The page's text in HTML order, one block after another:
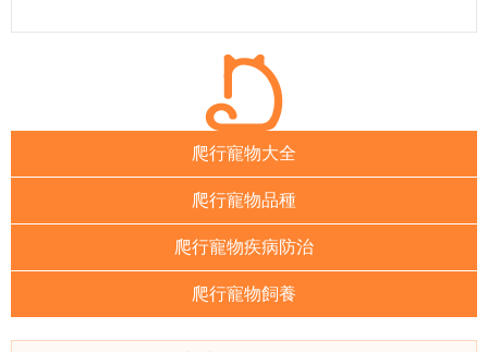
爬行寵物大全
爬行寵物品種
爬行寵物疾病防治
爬行寵物飼養